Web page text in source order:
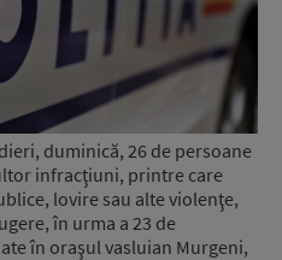
duminică, 26 de persoane
infracţiuni, printre care
lovire sau alte violenţe,
în urma a 23 de
în oraşul vasluian Murgeni,